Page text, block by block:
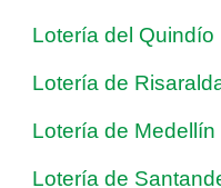
Lotería del Quindío
Lotería de
Lotería de Medellín
Lotería de